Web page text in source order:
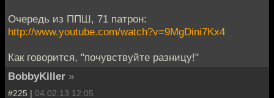
Очередь из ППШ, 71 патрон:
http://www.youtube.com/watch?v=9MgDini7Kx4
Как говорится, "почувствуйте разницу!"
BobbyKiller »
#225 | 04.02.13 12:05